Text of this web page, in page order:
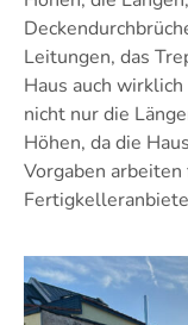
Leitungen, das
Haus auch
nicht nur die
Höhen, da die
Vorgaben